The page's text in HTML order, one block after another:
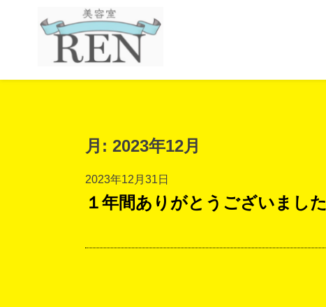
月: 2023年12月
2023年12月31日
１年間ありがとうございました